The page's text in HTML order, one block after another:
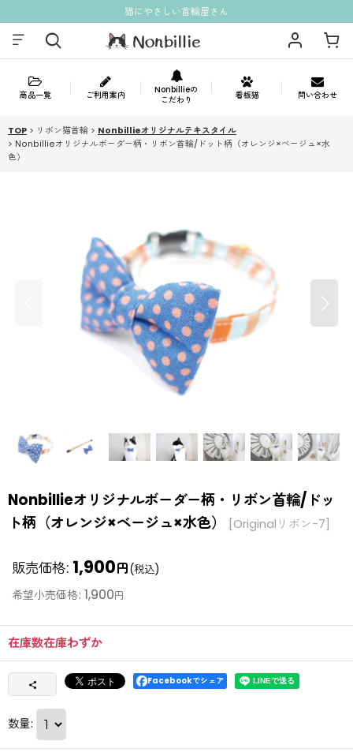
猫にやさしい首輪屋さん
商品一覧 ご利用案内
Nonbillieの
こだわり
看板猫 問い合わせ
TOP > リボン猫首輪 > Nonbillieオリジナルテキスタイル
> Nonbillieオリジナルボーダー柄・リボン首輪/ドット柄（オレンジ×ベージュ×水
色）
Nonbillieオリジナルボーダー柄・リボン首輪/ドッ
ト柄（オレンジ×ベージュ×水色）
Originalリボン-7
販売価格: 1,900円(税込)
希望小売価格: 1,900円
在庫数在庫わずか
Facebookでシェア
数量: